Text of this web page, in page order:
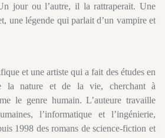
jour ou l’autre, il la rattraperait. Une
une légende qui parlait d’un vampire et
et une artiste qui a fait des études en
la nature et de la vie, cherchant à
le genre humain. L’auteure travaille
l’informatique et l’ingénierie,
1998 des romans de science-fiction et